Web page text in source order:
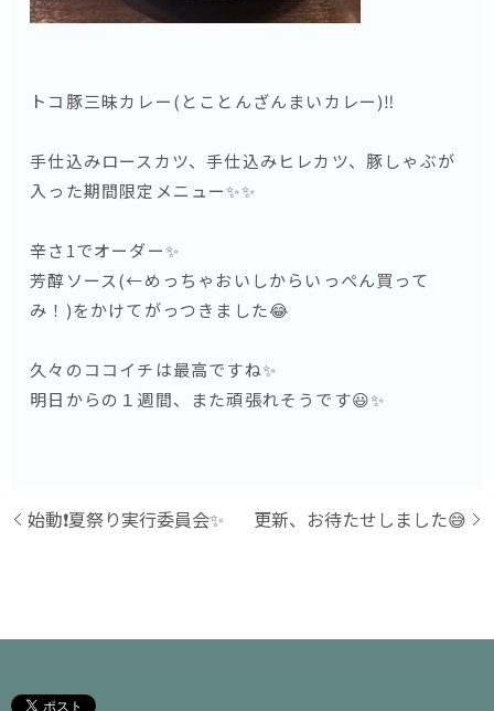
トコ豚三昧カレー(とことんざんまいカレー)‼️
手仕込みロースカツ、手仕込みヒレカツ、豚しゃぶが
入った期間限定メニュー✨✨
辛さ1でオーダー✨
芳醇ソース(←めっちゃおいしからいっぺん買って
み！)をかけてがっつきました😂
久々のココイチは最高ですね✨
明日からの１週間、また頑張れそうです😃✨
始動❗️夏祭り実行委員会✨ 更新、お待たせしました😅